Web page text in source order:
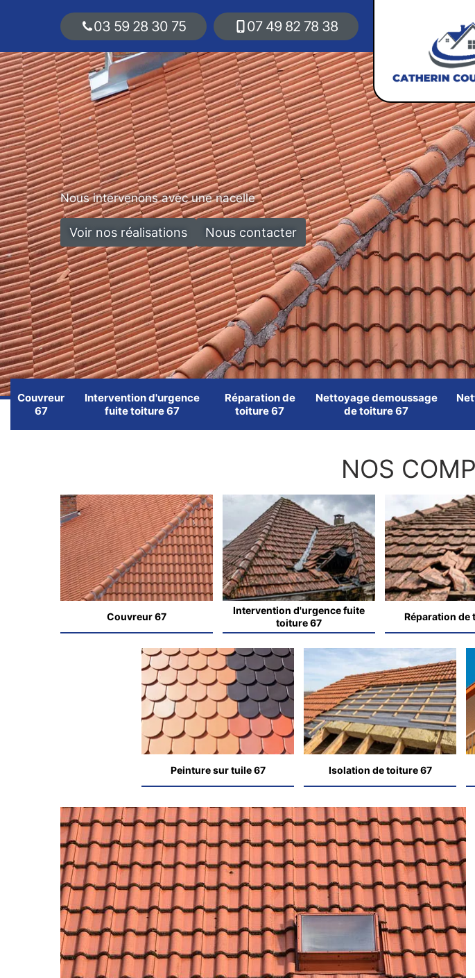
03 59 28 30 75 07 49 82 78 38
Nous intervenons avec une nacelle
Voir nos réalisations Nous contacter
Couvreur
67
Intervention d'urgence
fuite toiture 67
Réparation de
toiture 67
Nettoyage demoussage
de toiture 67
NOS
Couvreur 67
Intervention d'urgence fuite
toiture 67
Réparation de
Peinture sur tuile 67 Isolation de toiture 67